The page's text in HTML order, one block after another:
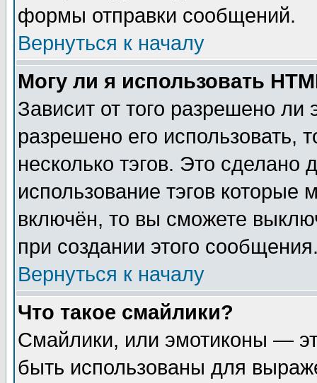
формы отправки сообщений.
Вернуться к началу
Могу ли я использовать
Зависит от того разрешено
разрешено его использовать,
несколько тэгов. Это сделано
использование тэгов
включён, то вы сможете
при создании этого
Вернуться к началу
Что такое смайлики?
Смайлики, или эмотиконы —
быть использованы для